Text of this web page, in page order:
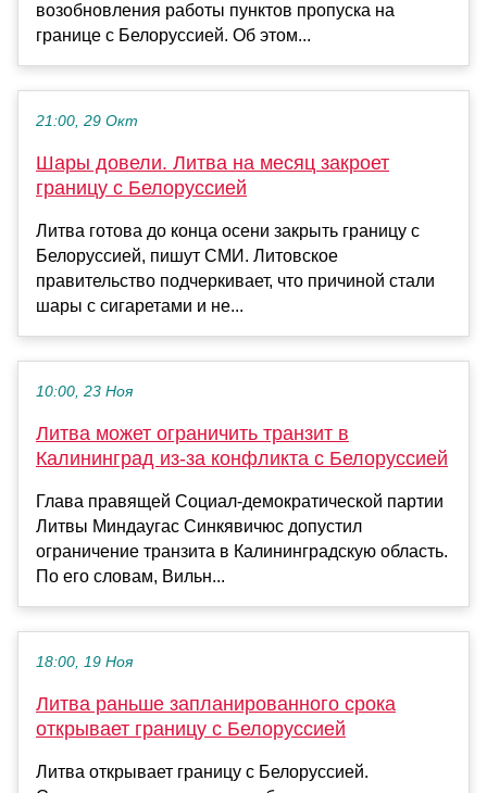
возобновления работы пунктов пропуска на
границе с Белоруссией. Об этом...
21:00, 29 Окт
Шары довели. Литва на месяц закроет
границу с Белоруссией
Литва готова до конца осени закрыть границу с
Белоруссией, пишут СМИ. Литовское
правительство подчеркивает, что причиной стали
шары с сигаретами и не...
10:00, 23 Ноя
Литва может ограничить транзит в
Калининград из-за конфликта с Белоруссией
Глава правящей Социал-демократической партии
Литвы Миндаугас Синкявичюс допустил
ограничение транзита в Калининградскую область.
По его словам, Вильн...
18:00, 19 Ноя
Литва раньше запланированного срока
открывает границу с Белоруссией
Литва открывает границу с Белоруссией.